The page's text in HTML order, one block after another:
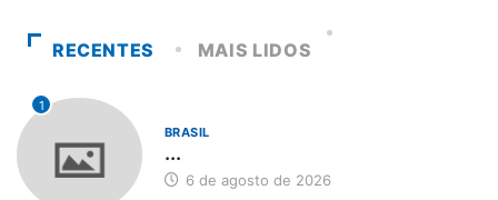
RECENTES MAIS LIDOS
1
BRASIL
...
6 de agosto de 2026